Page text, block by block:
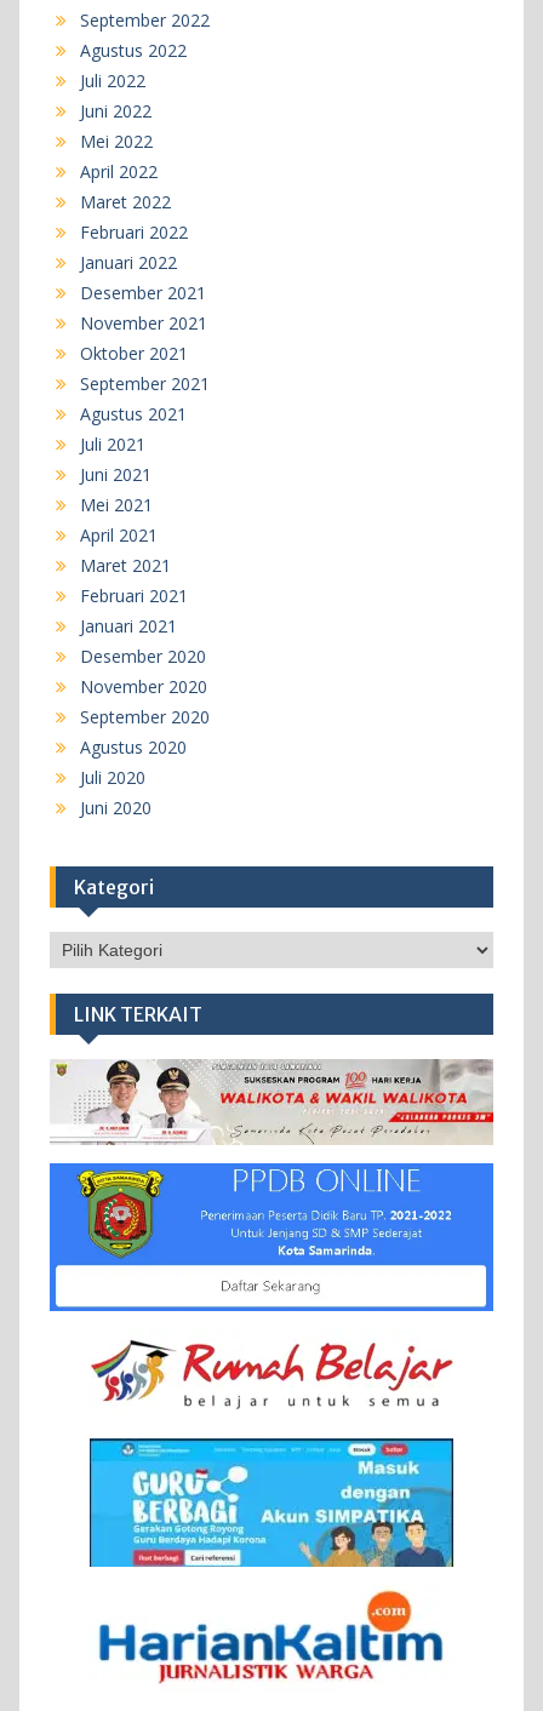
September 2022
Agustus 2022
Juli 2022
Juni 2022
Mei 2022
April 2022
Maret 2022
Februari 2022
Januari 2022
Desember 2021
November 2021
Oktober 2021
September 2021
Agustus 2021
Juli 2021
Juni 2021
Mei 2021
April 2021
Maret 2021
Februari 2021
Januari 2021
Desember 2020
November 2020
September 2020
Agustus 2020
Juli 2020
Juni 2020
Kategori
Kategori
LINK TERKAIT